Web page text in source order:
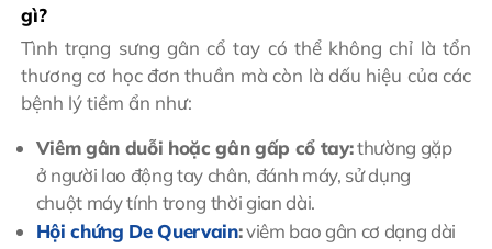
gì?
Tình trạng sưng gân cổ tay có thể không chỉ là tổn
thương cơ học đơn thuần mà còn là dấu hiệu của các
bệnh lý tiềm ẩn như:
Viêm gân duỗi hoặc gân gấp cổ tay:thường gặp
ở người lao động tay chân, đánh máy, sử dụng
chuột máy tính trong thời gian dài.
Hội chứng De Quervain:viêm bao gân cơ dạng dài